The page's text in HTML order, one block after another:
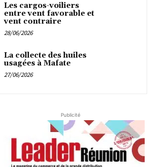
Les cargos-voiliers
entre vent favorable et
vent contraire
28/06/2026
La collecte des huiles
usagées à Mafate
27/06/2026
Publicité